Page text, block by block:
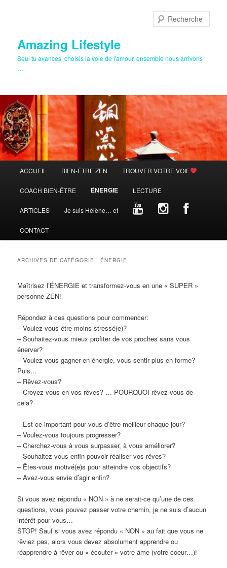
Amazing Lifestyle
Seul tu avances, choisis la voie de l'amour, ensemble nous arrivons
…
principal
ACCUEIL BIEN-ÊTRE ZEN TROUVER VOTRE VOIE
COACH BIEN-ÊTRE ÉNERGIE LECTURE
ARTICLES Je suis Hélène… et
CONTACT
ARCHIVES DE CATÉGORIE : ÉNERGIE
Maîtrisez l’ÉNERGIE et transformez-vous en une « SUPER »
personne ZEN!
Répondez à ces questions pour commencer:
– Voulez-vous être moins stressé(e)?
– Souhaitez-vous mieux profiter de vos proches sans vous
énerver?
– Voulez-vous gagner en énergie, vous sentir plus en forme?
Puis…
– Rêvez-vous?
– Croyez-vous en vos rêves? … POURQUOI rêvez-vous de
cela?
– Est-ce important pour vous d’être meilleur chaque jour?
– Voulez-vous toujours progresser?
– Cherchez-vous à vous surpasser, à vous améliorer?
– Souhaitez-vous enfin pouvoir réaliser vos rêves?
– Êtes-vous motivé(e)s pour atteindre vos objectifs?
– Avez-vous envie d’agir enfin?
Si vous avez répondu « NON » à ne serait-ce qu’une de ces
questions, vous pouvez passer votre chemin, je ne suis d’aucun
intérêt pour vous…
STOP! Sauf si vous avez répondu « NON » au fait que vous ne
rêviez pas, alors vous devez absolument apprendre ou
réapprendre à rêver ou « écouter » votre âme (votre coeur…)!